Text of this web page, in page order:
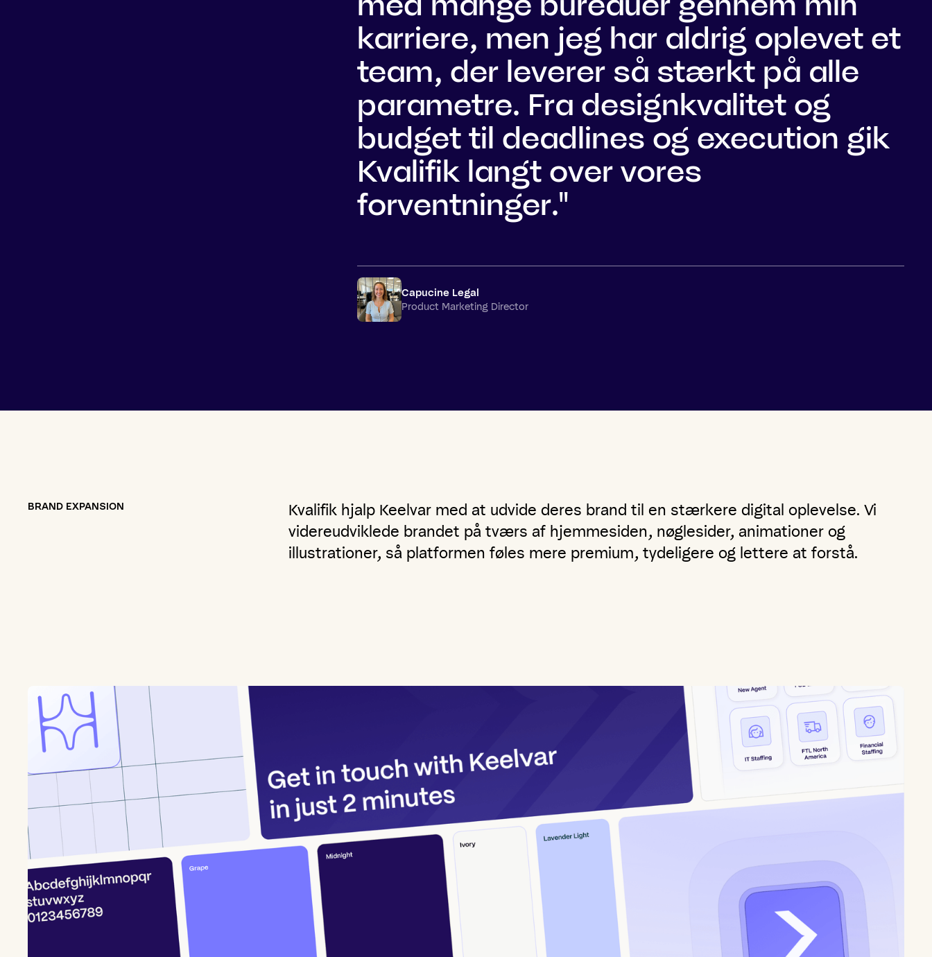
karriere, men jeg har aldrig oplevet et
team, der leverer så stærkt på alle
parametre. Fra designkvalitet og
budget til deadlines og execution gik
Kvalifik langt over vores
forventninger."
Capucine Legal
Product Marketing Director
BRAND EXPANSION
Kvalifik hjalp Keelvar med at udvide deres brand til en stærkere digital oplevelse. Vi
videreudviklede brandet på tværs af hjemmesiden, nøglesider, animationer og
illustrationer, så platformen føles mere premium, tydeligere og lettere at forstå.